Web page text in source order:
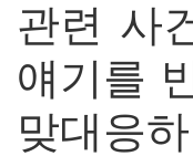
관련 사
얘기를
맞대응